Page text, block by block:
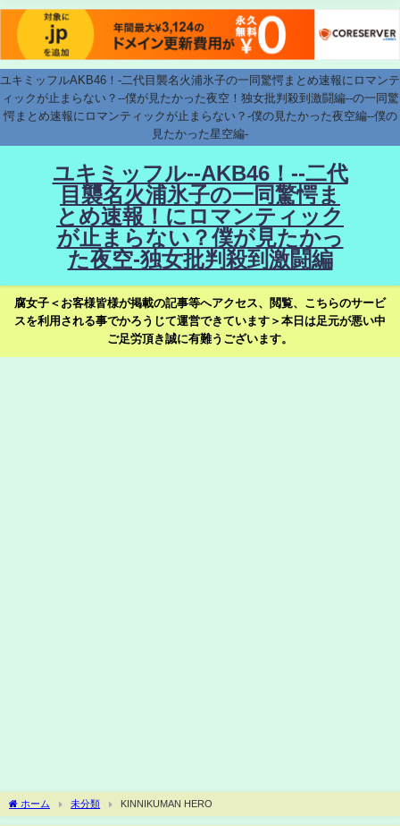
ユキミッフルAKB46！-二代目襲名火浦氷子の一同驚愕まとめ速報にロマンテ
ィックが止まらない？--僕が見たかった夜空！独女批判殺到激闘編--の一同驚
愕まとめ速報にロマンティックが止まらない？-僕の見たかった夜空編--僕の
見たかった星空編-
ユキミッフル--AKB46！--二代
目襲名火浦氷子の一同驚愕ま
とめ速報！にロマンティック
が止まらない？僕が見たかっ
た夜空-独女批判殺到激闘編
腐女子＜お客様皆様が掲載の記事等へアクセス、閲覧、こちらのサービ
スを利用される事でかろうじて運営できています＞本日は足元が悪い中
ご足労頂き誠に有難うございます。
ホーム 未分類 KINNIKUMAN HERO